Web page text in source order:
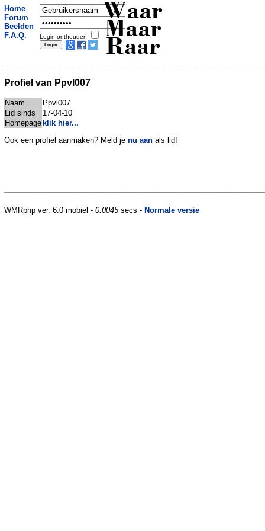
Home
Forum
Beelden
F.A.Q.
Login onthouden
Waar
Maar
Raar
Profiel van Ppvl007
Naam
Ppvl007
Lid sinds
17-04-10
Homepageklik hier...
Ook een profiel aanmaken? Meld je nu aan als lid!
WMRphp ver. 6.0 mobiel - 0.0045secs - Normale versie